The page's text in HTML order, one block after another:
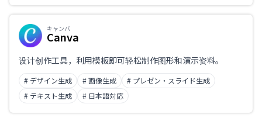
キャンバ
Canva
设计创作工具，利用模板即可轻松制作图形和演示资料。
# デザイン生成 # 画像生成
# プレゼン・スライド生成
# テキスト生成
# 日本語対応